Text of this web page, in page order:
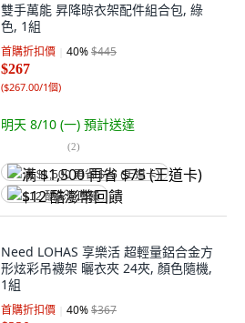
雙手萬能 昇降晾衣架配件組合包, 綠
色, 1組
首購折扣價 40%$445
$267
($267.00/1個)
明天 8/10 (一) 預計送達
(2)
满 $1,500 再省 $75 (王道卡)
$12 酷澎幣回饋
Need LOHAS 享樂活 超輕量鋁合金方
形炫彩吊襪架 曬衣夾 24夾, 顏色隨機,
1組
首購折扣價 40%$367